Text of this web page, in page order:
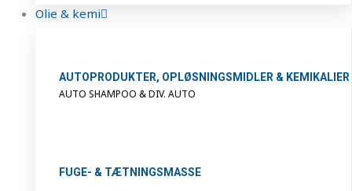
Olie & kemi
AUTOPRODUKTER, OPLØSNINGSMIDLER & KEMIKALIER
AUTO SHAMPOO & DIV. AUTO
FUGE- & TÆTNINGSMASSE